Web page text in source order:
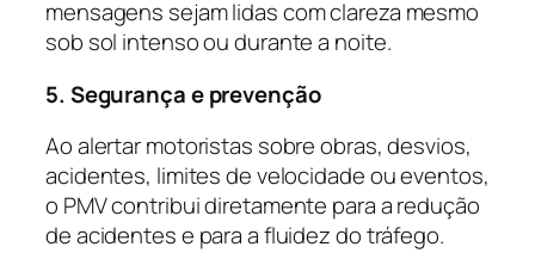
mensagens sejam lidas com clareza mesmo
sob sol intenso ou durante a noite.
5. Segurança e prevenção
Ao alertar motoristas sobre obras, desvios,
acidentes, limites de velocidade ou eventos,
o PMV contribui diretamente para a redução
de acidentes e para a fluidez do tráfego.